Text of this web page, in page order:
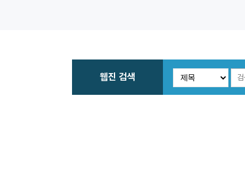
웹진 검색